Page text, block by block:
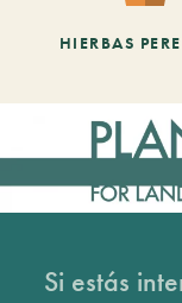
HIERBAS
Si estás